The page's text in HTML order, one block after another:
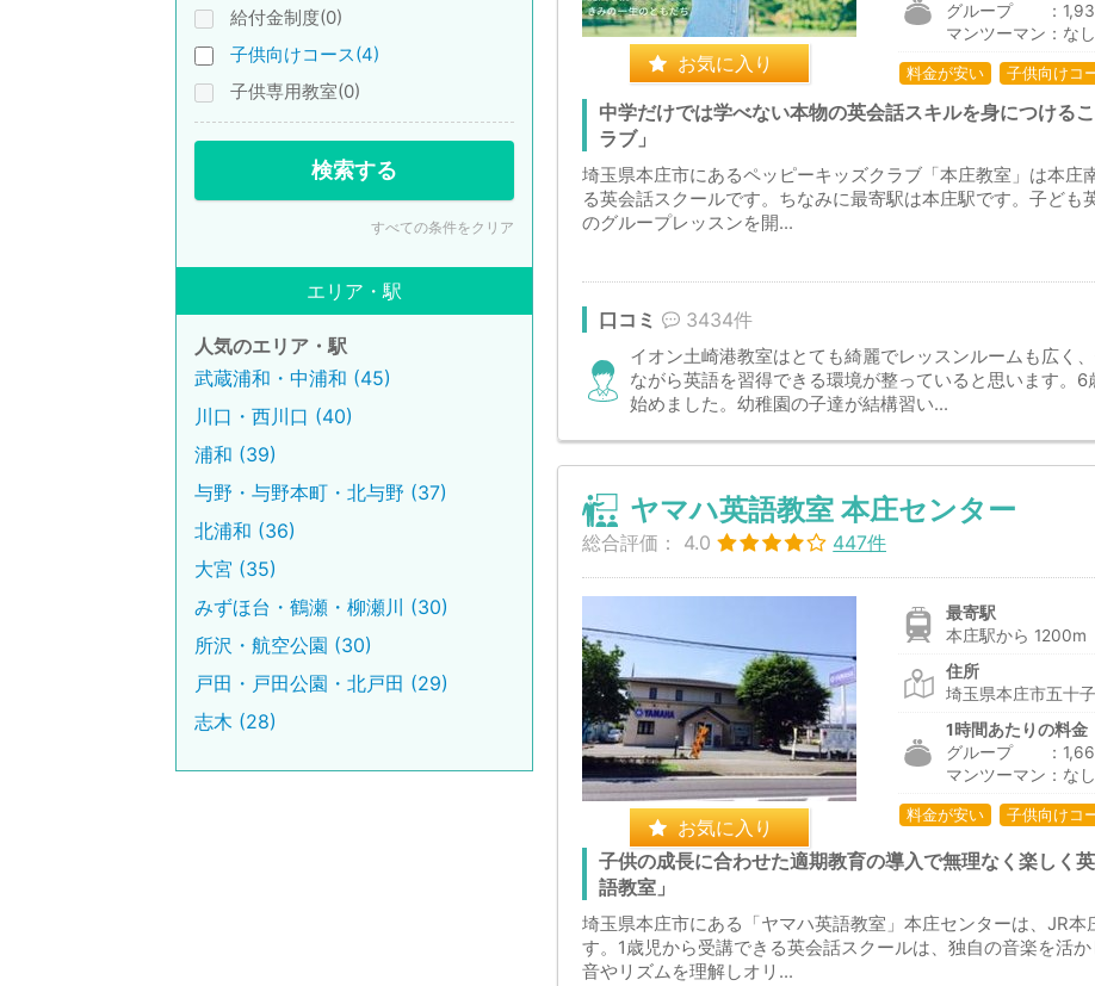
給付金制度(0)
子供向けコース(4)
子供専用教室(0)
検索する
すべての条件をクリア
エリア・駅
人気のエリア・駅
武蔵浦和・中浦和 (45)
川口・西川口 (40)
浦和 (39)
与野・与野本町・北与野 (37)
北浦和 (36)
大宮 (35)
みずほ台・鶴瀬・柳瀬川 (30)
所沢・航空公園 (30)
戸田・戸田公園・北戸田 (29)
志木 (28)
お気に入り
グループ ：
マンツーマン：なし
料金が安い 子供向けコ
中学だけでは学べない本物の英会話スキルを身につける
ラブ」
埼玉県本庄市にあるペッピーキッズクラブ「本庄教室」は本庄
る英会話スクールです。ちなみに最寄駅は本庄駅です。子ども
のグループレッスンを開...
口コミ 3434件
イオン土崎港教室はとても綺麗でレッスンルームも広く
ながら英語を習得できる環境が整っていると思います。
始めました。幼稚園の子達が結構習い...
ヤマハ英語教室 本庄センター
総合評価： 4.0 447件
お気に入り
最寄駅
本庄駅から 1200m
住所
埼玉県本庄市五十
1時間あたりの料金
グループ ：
マンツーマン：なし
料金が安い 子供向けコ
子供の成長に合わせた適期教育の導入で無理なく楽しく
語教室」
埼玉県本庄市にある「ヤマハ英語教室」本庄センターは、JR本
す。1歳児から受講できる英会話スクールは、独自の音楽を活
音やリズムを理解しオリ...